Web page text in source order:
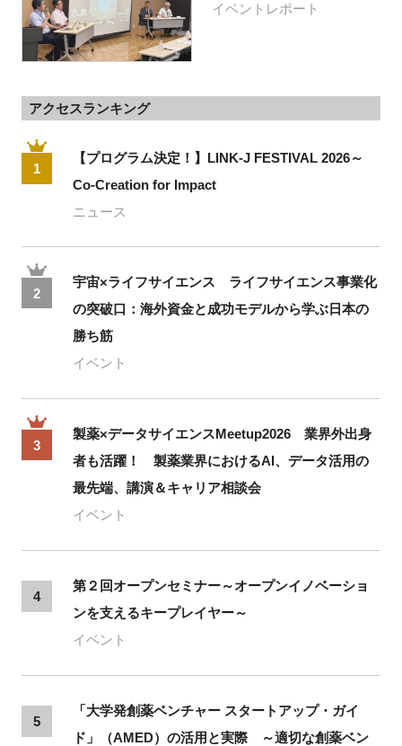
イベントレポート
アクセスランキング
1
【プログラム決定！】LINK-J FESTIVAL 2026～
Co-Creation for Impact
ニュース
2
宇宙×ライフサイエンス ライフサイエンス事業化
の突破口：海外資金と成功モデルから学ぶ日本の
勝ち筋
イベント
3
製薬×データサイエンスMeetup2026 業界外出身
者も活躍！ 製薬業界におけるAI、データ活用の
最先端、講演＆キャリア相談会
イベント
4
第２回オープンセミナー～オープンイノベーショ
ンを支えるキープレイヤー～
イベント
5
「大学発創薬ベンチャー スタートアップ・ガイ
ド」（AMED）の活用と実際 ～適切な創薬ベン